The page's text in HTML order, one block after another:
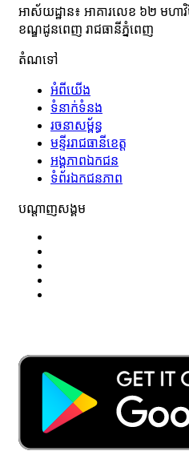
អាស័យដ្ឋាន៖ អាគារលេខ ៦២ មហា
ខណ្ឌដូនពេញ រាជធានីភ្នំពេញ
តំណទៅ
អំពី​​យើង
ទំនាក់ទំនង
រចនាសម្ព័ន្ធ
មន្ទីររាជធានីខេត្ត
អង្គភាពឯកជន
ទំព័រឯកជនភាព
បណ្តាញសង្គម